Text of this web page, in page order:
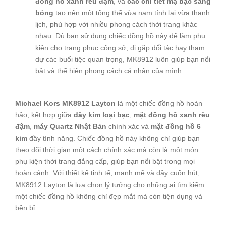
bóng tạo nên một tổng thể vừa nam tính lại vừa thanh
lịch, phù hợp với nhiều phong cách thời trang khác
nhau. Dù bạn sử dụng chiếc đồng hồ này để làm phụ
kiện cho trang phục công sở, đi gặp đối tác hay tham
dự các buổi tiệc quan trọng, MK8912 luôn giúp bạn nổi
bật và thể hiện phong cách cá nhân của mình.
Michael Kors MK8912 Layton là một chiếc đồng hồ hoàn
hảo, kết hợp giữa dây kim loại bạc mặt đồng hồ xanh rêu
đậm máy Quartz Nhật Bản chính xác và mặt đồng hồ 6
kim đầy tính năng. Chiếc đồng hồ này không chỉ giúp bạn
theo dõi thời gian một cách chính xác mà còn là một món
phụ kiện thời trang đẳng cấp, giúp bạn nổi bật trong mọi
hoàn cảnh. Với thiết kế tinh tế, mạnh mẽ và đầy cuốn hút,
MK8912 Layton là lựa chọn lý tưởng cho những ai tìm kiếm
một chiếc đồng hồ không chỉ đẹp mắt mà còn tiện dụng và
bền bỉ.